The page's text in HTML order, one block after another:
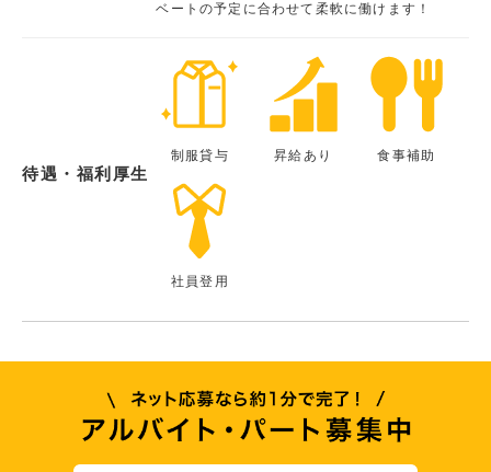
ベートの予定に合わせて柔軟に働けます！
待遇・福利厚生
制服貸与 昇給あり 食事補助
社員登用